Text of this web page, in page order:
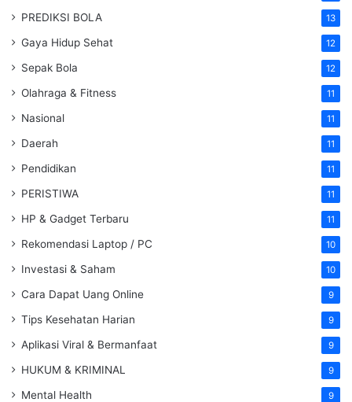
PREDIKSI BOLA 13
Gaya Hidup Sehat 12
Sepak Bola 12
Olahraga & Fitness 11
Nasional 11
Daerah 11
Pendidikan 11
PERISTIWA 11
HP & Gadget Terbaru 11
Rekomendasi Laptop / PC 10
Investasi & Saham 10
Cara Dapat Uang Online 9
Tips Kesehatan Harian 9
Aplikasi Viral & Bermanfaat 9
HUKUM & KRIMINAL 9
Mental Health 9